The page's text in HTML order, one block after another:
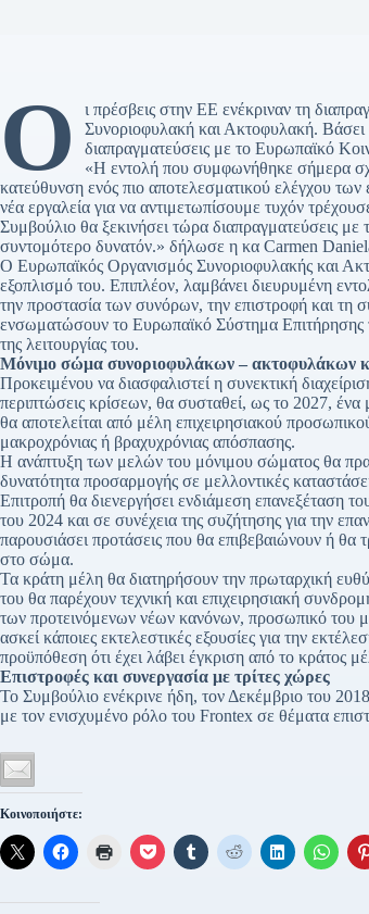
Ο
ι πρέσβεις στην ΕΕ ενέκριναν τη
Συνοριοφυλακή και Ακτοφυλακή. Βάσει
διαπραγματεύσεις με το Ευρωπαϊκό
«Η εντολή που συμφωνήθηκε σήμερα
κατεύθυνση ενός πιο αποτελεσματικού ελέγχου
νέα εργαλεία για να αντιμετωπίσουμε τυχόν
Συμβούλιο θα ξεκινήσει τώρα διαπραγματεύσεις
συντομότερο δυνατόν.» δήλωσε η κα Carmen
Ο Ευρωπαϊκός Οργανισμός Συνοριοφυλακής και
εξοπλισμό του. Επιπλέον, λαμβάνει διευρυμένη
την προστασία των συνόρων, την επιστροφή και τη
ενσωματώσουν το Ευρωπαϊκό Σύστημα
της λειτουργίας του.
Μόνιμο σώμα συνοριοφυλάκων – ακτοφυλάκων
Προκειμένου να διασφαλιστεί η συνεκτική
περιπτώσεις κρίσεων, θα συσταθεί, ως το 2027,
θα αποτελείται από μέλη επιχειρησιακού
μακροχρόνιας ή βραχυχρόνιας απόσπασης.
Η ανάπτυξη των μελών του μόνιμου σώματος θα
δυνατότητα προσαρμογής σε μελλοντικές
Επιτροπή θα διενεργήσει ενδιάμεση επανεξέταση
του 2024 και σε συνέχεια της συζήτησης για την
παρουσιάσει προτάσεις που θα επιβεβαιώνουν ή
στο σώμα.
Τα κράτη μέλη θα διατηρήσουν την πρωταρχική
του θα παρέχουν τεχνική και επιχειρησιακή
των προτεινόμενων νέων κανόνων, προσωπικό του
ασκεί κάποιες εκτελεστικές εξουσίες για την
προϋπόθεση ότι έχει λάβει έγκριση από το κράτος
Επιστροφές και συνεργασία με τρίτες χώρες
Το Συμβούλιο ενέκρινε ήδη, τον Δεκέμβριο του
με τον ενισχυμένο ρόλο του Frontex σε θέματα
Κοινοποιήστε: